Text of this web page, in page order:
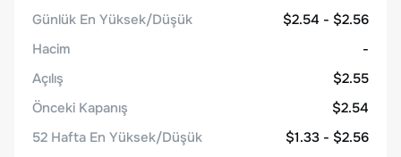
Günlük En Yüksek/Düşük
$2.54 - $2.56
Hacim
-
Açılış
$2.55
Önceki Kapanış
$2.54
52 Hafta En Yüksek/Düşük
$1.33 - $2.56